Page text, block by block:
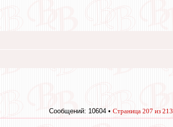
Сообщений: 10604 • Страница 207 из 213